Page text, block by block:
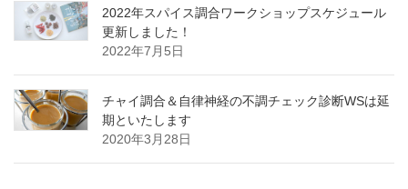
2022年スパイス調合ワークショップスケジュール
更新しました！
2022年7月5日
チャイ調合＆自律神経の不調チェック診断WSは延
期といたします
2020年3月28日